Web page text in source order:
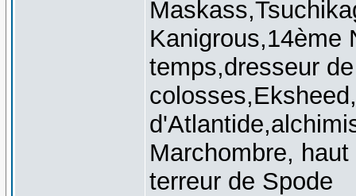
Kanigrous,14ème
temps,dresseur
Marchombre,
terreur de Spode